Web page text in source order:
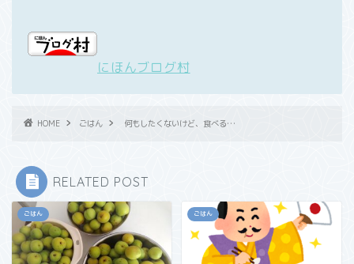
にほんブログ村
HOME ごはん 何もしたくないけど、食べる…
RELATED POST
ごはん ごはん